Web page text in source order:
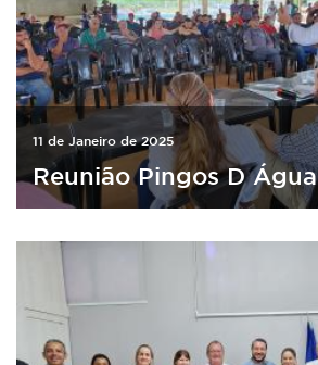
11 de Janeiro de 2025
Reunião Pingos D Água